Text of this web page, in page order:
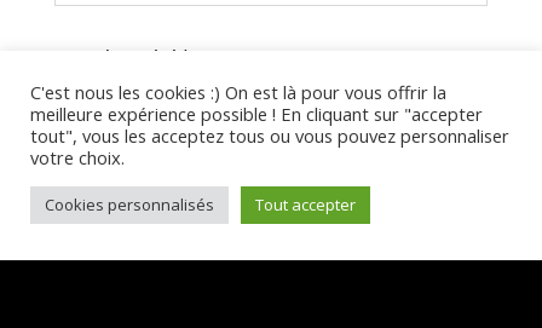
« Entrées précédentes
C'est nous les cookies :) On est là pour vous offrir la
meilleure expérience possible ! En cliquant sur "accepter
tout", vous les acceptez tous ou vous pouvez personnaliser
votre choix.
Cookies personnalisés Tout accepter